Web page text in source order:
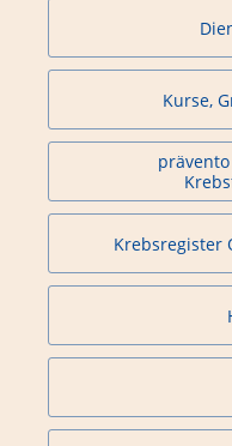
Kurse,
Krebsregister